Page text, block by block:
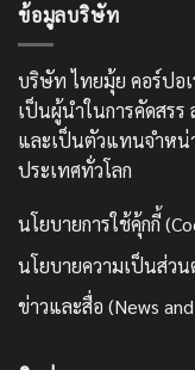
ข้อมูลบริษัท
บริษัท ไทยมุ้ย คอร์ปอ
เป็นผู้นำในการคัดสร
และเป็นตัวแทนจำหน่
ประเทศทั่วโลก
นโยบายการใช้คุ้กกี้
นโยบายความเป็นส่วน
ข่าวและสื่อ (News